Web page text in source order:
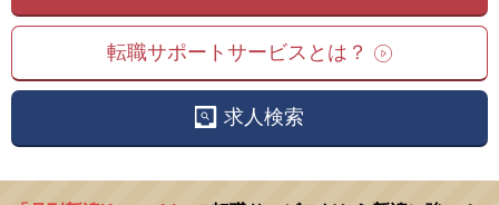
転職サポートサービスとは？
求人検索